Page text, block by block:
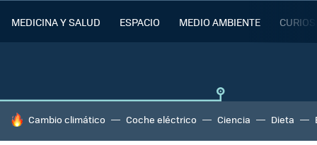
MEDICINA Y SALUD ESPACIO MEDIO AMBIENTE
HOY SE HABLA DE
Cambio climático Coche eléctrico Ciencia Dieta